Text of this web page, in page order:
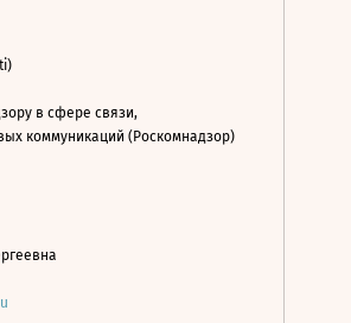
в сфере связи,
коммуникаций (Роскомнадзор)